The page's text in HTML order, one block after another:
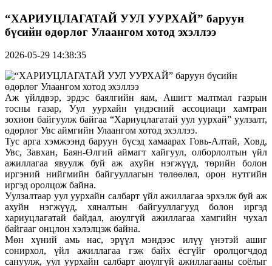
“ХАРИУЦЛАГАТАЙ УУЛ УУРХАЙ” баруун
бүсийн өдөрлөг Улаангом хотод эхэллээ
2026-05-29 14:38:35
Аж үйлдвэр, эрдэс баялгийн яам, Ашигт малтмал газрын
тосны газар, Уул уурхайн үндэсний ассоциаци хамтран
зохион байгуулж байгаа “Хариуцлагатай уул уурхай” уулзалт,
өдөрлөг Увс аймгийн Улаангом хотод эхэллээ.
Тус арга хэмжээнд баруун бүсэд хамаарах Говь-Алтай, Ховд,
Увс, Завхан, Баян-Өлгий аймагт хайгуул, олборлолтын үйл
ажиллагаа явуулж буй аж ахуйн нэгжүүд, төрийн болон
иргэний нийгмийн байгууллагын төлөөлөл, орон нутгийн
иргэд оролцож байна.
Уулзалтаар уул уурхайн салбарт үйл ажиллагаа эрхэлж буй аж
ахуйн нэгжүүд, хяналтын байгууллагууд болон иргэд
хариуцлагатай байдал, аюулгүй ажиллагаа хамгийн чухал
байгааг онцлон хэлэлцэж байна.
Мөн хүний амь нас, эрүүл мэндээс илүү үнэтэй ашиг
сонирхол, үйл ажиллагаа гэж байх ёсгүйг оролцогчдод
сануулж, уул уурхайн салбарт аюулгүй ажиллагааны соёлыг